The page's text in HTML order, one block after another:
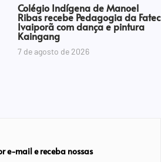
Colégio Indígena de Manoel
Ribas recebe Pedagogia da Fatec
Ivaiporã com dança e pintura
Kaingang
7 de agosto de 2026
e-mail e receba nossas